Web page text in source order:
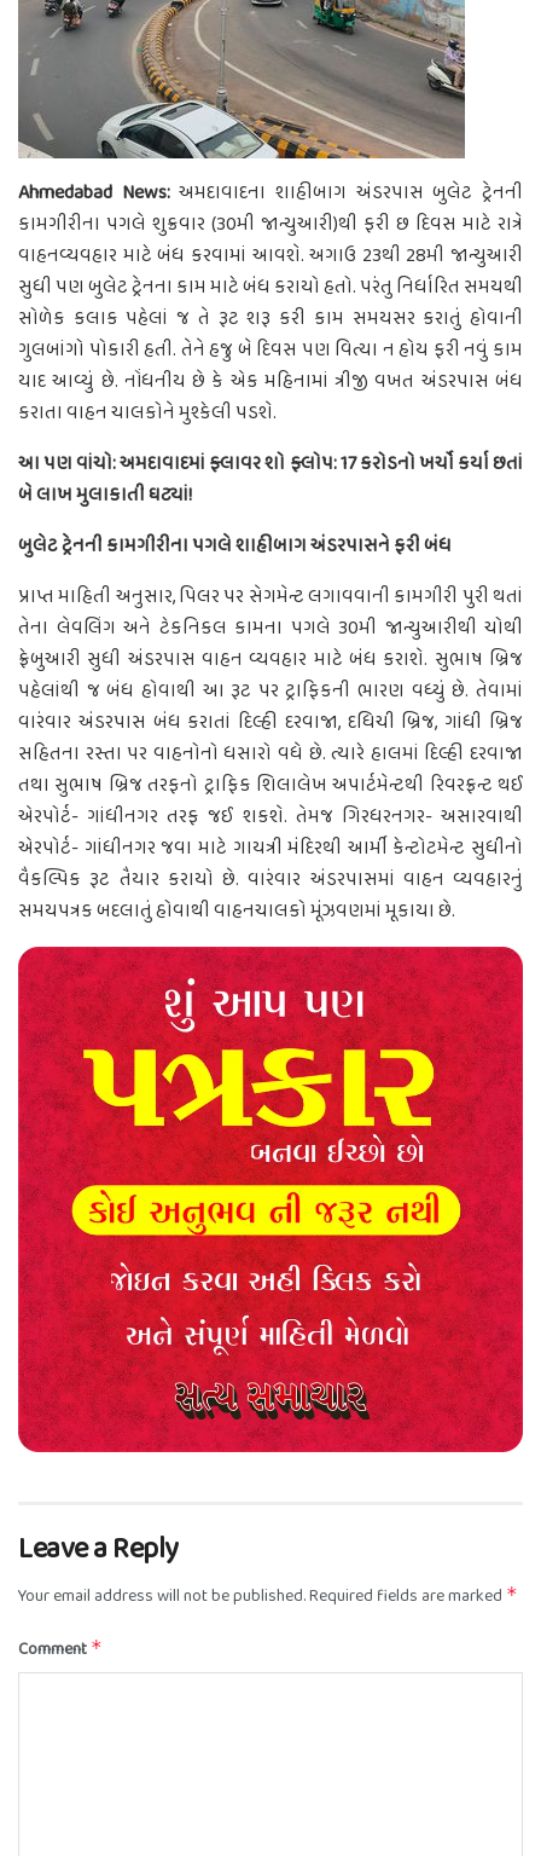
Ahmedabad News:અમદાવાદના શાહીબાગ અંડરપાસ બુલેટ ટ્રેનની
કામગીરીના પગલે શુક્રવાર (30મી જાન્યુઆરી)થી ફરી છ દિવસ માટે રાત્રે
વાહનવ્યવહાર માટે બંધ કરવામાં આવશે. અગાઉ 23થી 28મી જાન્યુઆરી
સુધી પણ બુલેટ ટ્રેનના કામ માટે બંધ કરાયો હતો. પરંતુ નિર્ધારિત સમયથી
સોળેક કલાક પહેલાં જ તે રૂટ શરૂ કરી કામ સમયસર કરાતું હોવાની
ગુલબાંગો પોકારી હતી. તેને હજુ બે દિવસ પણ વિત્યા ન હોય ફરી નવું કામ
યાદ આવ્યું છે. નોંધનીય છે કે એક મહિનામાં ત્રીજી વખત અંડરપાસ બંધ
કરાતા વાહન ચાલકોને મુશ્કેલી પડશે.
આ પણ વાંચો: અમદાવાદમાં ફ્લાવર શો ફ્લોપ: 17 કરોડનો ખર્ચો કર્યા છતાં
બે લાખ મુલાકાતી ઘટ્યાં!
બુલેટ ટ્રેનની કામગીરીના પગલે શાહીબાગ અંડરપાસને ફરી બંધ
પ્રાપ્ત માહિતી અનુસાર, પિલર પર સેગમેન્ટ લગાવવાની કામગીરી પુરી થતાં
તેના લેવલિંગ અને ટેકનિકલ કામના પગલે 30મી જાન્યુઆરીથી ચોથી
ફ્રેબુઆરી સુધી અંડરપાસ વાહન વ્યવહાર માટે બંધ કરાશે. સુભાષ બ્રિજ
પહેલાંથી જ બંધ હોવાથી આ રૂટ પર ટ્રાફિકની ભારણ વધ્યું છે. તેવામાં
વારંવાર અંડરપાસ બંધ કરાતાં દિલ્હી દરવાજા, દધિચી બ્રિજ, ગાંધી બ્રિજ
સહિતના રસ્તા પર વાહનોનો ધસારો વધે છે. ત્યારે હાલમાં દિલ્હી દરવાજા
તથા સુભાષ બ્રિજ તરફનો ટ્રાફિક શિલાલેખ અપાર્ટમેન્ટથી રિવરફ્રન્ટ થઈ
એરપોર્ટ- ગાંધીનગર તરફ જઈ શકશે. તેમજ ગિરધરનગર- અસારવાથી
એરપોર્ટ- ગાંધીનગર જવા માટે ગાયત્રી મંદિરથી આર્મી કેન્ટોટમેન્ટ સુધીનો
વૈકલ્પિક રૂટ તૈયાર કરાયો છે. વારંવાર અંડરપાસમાં વાહન વ્યવહારનું
સમયપત્રક બદલાતું હોવાથી વાહનચાલકો મૂંઝવણમાં મૂકાયા છે.
Leave a Reply
Your email address will not be published.Required fields are marked *
Comment *